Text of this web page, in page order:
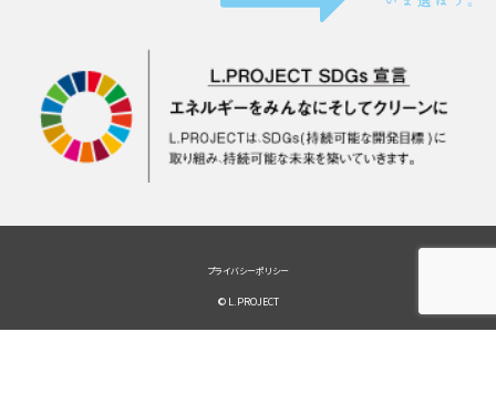
プライバシーポリシー
© L.PROJECT